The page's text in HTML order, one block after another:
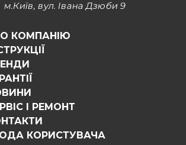
м.Київ, вул. Івана Дзюби 9
КОМПАНІЮ
І РЕМОНТ
КОРИСТУВАЧА